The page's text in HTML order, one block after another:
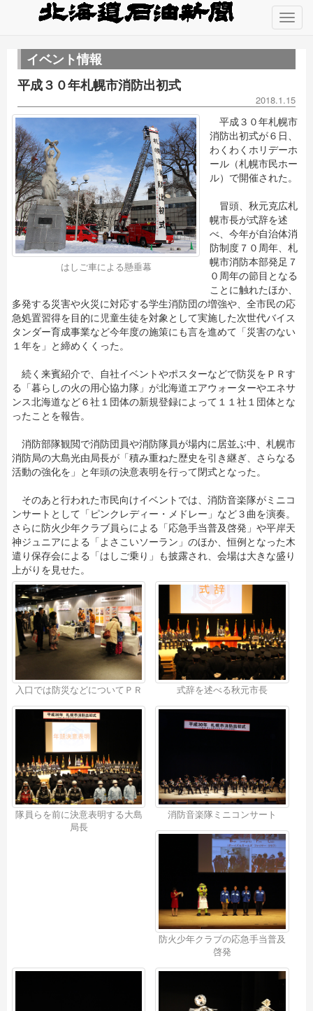
イベント情報
平成３０年札幌市消防出初式
2018.1.15
はしご車による懸垂幕
平成３０年札幌市
消防出初式が６日、
わくわくホリデーホ
ール（札幌市民ホー
ル）で開催された。
冒頭、秋元克広札
幌市長が式辞を述
べ、今年が自治体消
防制度７０周年、札
幌市消防本部発足７
０周年の節目となる
ことに触れたほか、
多発する災害や火災に対応する学生消防団の増強や、全市民の応
急処置習得を目的に児童生徒を対象として実施した次世代バイス
タンダー育成事業など今年度の施策にも言を進めて「災害のない
１年を」と締めくくった。
続く来賓紹介で、自社イベントやポスターなどで防災をＰＲす
る「暮らしの火の用心協力隊」が北海道エアウォーターやエネサ
ンス北海道など６社１団体の新規登録によって１１社１団体とな
ったことを報告。
消防部隊観閲で消防団員や消防隊員が場内に居並ぶ中、札幌市
消防局の大島光由局長が「積み重ねた歴史を引き継ぎ、さらなる
活動の強化を」と年頭の決意表明を行って閉式となった。
そのあと行われた市民向けイベントでは、消防音楽隊がミニコ
ンサートとして「ピンクレディー・メドレー」など３曲を演奏。
さらに防火少年クラブ員らによる「応急手当普及啓発」や平岸天
神ジュニアによる「よさこいソーラン」のほか、恒例となった木
遣り保存会による「はしご乗り」も披露され、会場は大きな盛り
上がりを見せた。
入口では防災などについてＰＲ 式辞を述べる秋元市長
隊員らを前に決意表明する大島
局長
消防音楽隊ミニコンサート
防火少年クラブの応急手当普及
啓発